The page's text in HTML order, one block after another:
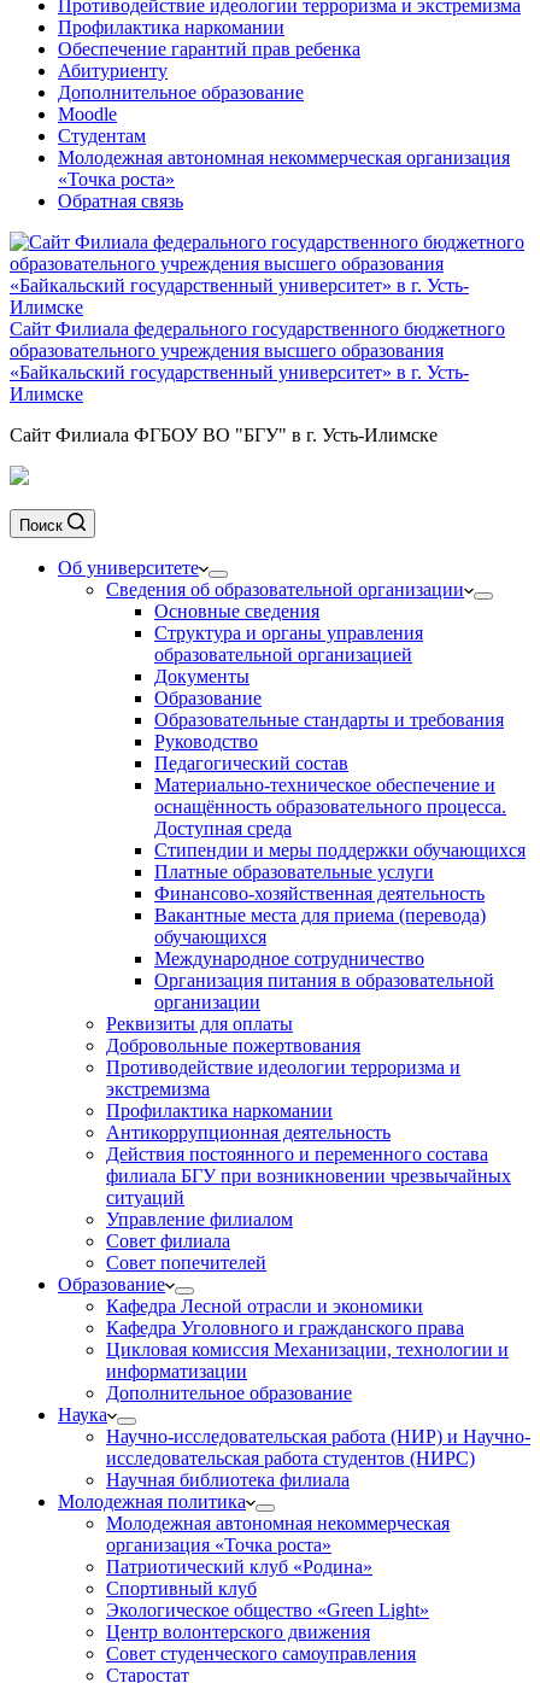
Противодействие идеологии терроризма и экстремизма
Профилактика наркомании
Обеспечение гарантий прав ребенка
Абитуриенту
Дополнительное образование
Moodle
Студентам
Молодежная автономная некоммерческая организация
«Точка роста»
Обратная связь
Сайт Филиала федерального государственного бюджетного
образовательного учреждения высшего образования
«Байкальский государственный университет» в г. Усть-
Илимске
Сайт Филиала ФГБОУ ВО "БГУ" в г. Усть-Илимске
Поиск
Об университете
Сведения об образовательной организации
Основные сведения
Структура и органы управления
образовательной организацией
Документы
Образование
Образовательные стандарты и требования
Руководство
Педагогический состав
Материально-техническое обеспечение и
оснащённость образовательного процесса.
Доступная среда
Стипендии и меры поддержки обучающихся
Платные образовательные услуги
Финансово-хозяйственная деятельность
Вакантные места для приема (перевода)
обучающихся
Международное сотрудничество
Организация питания в образовательной
организации
Реквизиты для оплаты
Добровольные пожертвования
Противодействие идеологии терроризма и
экстремизма
Профилактика наркомании
Антикоррупционная деятельность
Действия постоянного и переменного состава
филиала БГУ при возникновении чрезвычайных
ситуаций
Управление филиалом
Совет филиала
Совет попечителей
Образование
Кафедра Лесной отрасли и экономики
Кафедра Уголовного и гражданского права
Цикловая комиссия Механизации, технологии и
информатизации
Дополнительное образование
Наука
Научно-исследовательская работа (НИР) и Научно-
исследовательская работа студентов (НИРС)
Научная библиотека филиала
Молодежная политика
Молодежная автономная некоммерческая
организация «Точка роста»
Патриотический клуб «Родина»
Спортивный клуб
Экологическое общество «Green Light»
Центр волонтерского движения
Совет студенческого самоуправления
Старостат